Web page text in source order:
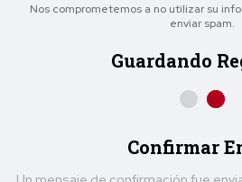
Nos comprometemos a no utilizar su
enviar spam.
Guardando
Confirmar